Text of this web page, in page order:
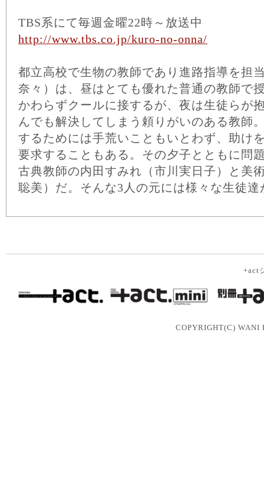
TBS系にて毎週金曜22時～放送中
http://www.tbs.co.jp/kuro-no-onna/
都立高校で生物の教師であり進路指導を担
奈々）は、昼はとても優れた普通の教師で
かわらずクールに接するが、夜は生徒らが
んでも解決してしまう頼りがいのある教師
するためには手荒いこともいとわず、助け
要求することもある。その夕子とともに問
古典教師の内田すみれ（市川実日子）と美
聡美）だ。そんな3人の元には様々な生徒
+act
COPYRIGHT(C) WANI